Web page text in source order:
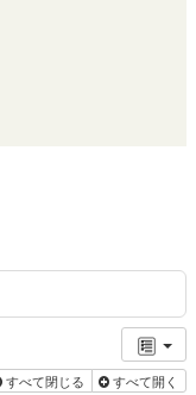
すべて閉じる すべて開く